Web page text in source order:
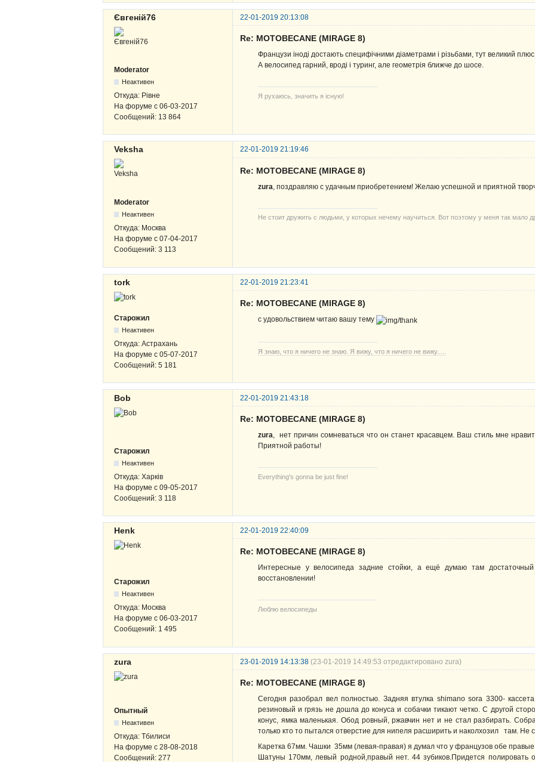
Євгеній76 22-01-2019 20:13:08
Moderator
Неактивен
Откуда: Рівне
На форуме с 06-03-2017
Сообщений: 13 864
Re: MOTOBECANE (MIRAGE 8)
Французи іноді достають специфічними діаметрами і різьбами, тут великий
А велосипед гарний, вроді і туринг, але геометрія ближче до шосе.
Я рухаюсь, значить я існую!
Veksha 22-01-2019 21:19:46
Moderator
Неактивен
Откуда: Москва
На форуме с 07-04-2017
Сообщений: 3 113
Re: MOTOBECANE (MIRAGE 8)
zura , поздравляю с удачным приобретением! Желаю успешной и приятной
Не стоит дружить с людьми, у которых нечему научиться. Вот поэтому у меня так мало
tork 22-01-2019 21:23:41
Старожил
Неактивен
Откуда: Астрахань
На форуме с 05-07-2017
Сообщений: 5 181
Re: MOTOBECANE (MIRAGE 8)
с удовольствием читаю вашу тему
Я знаю, что я ничего не знаю. Я вижу, что я ничего не вижу.....
Bob 22-01-2019 21:43:18
Старожил
Неактивен
Откуда: Харків
На форуме с 09-05-2017
Сообщений: 3 118
Re: MOTOBECANE (MIRAGE 8)
zura, нет причин сомневаться что он станет красавцем. Ваш стиль мне
Приятной работы!
Everything's gonna be just fine!
Henk 22-01-2019 22:40:09
Старожил
Неактивен
Откуда: Москва
На форуме с 06-03-2017
Сообщений: 1 495
Re: MOTOBECANE (MIRAGE 8)
Интересные у велосипеда задние стойки, а ещё думаю там
восстановлении!
Люблю велосипеды
zura 23-01-2019 14:13:38 (23-01-2019 14:49:53 отредактировано zura)
Опытный
Неактивен
Откуда: Тбилиси
На форуме с 28-08-2018
Сообщений: 277
Re: MOTOBECANE (MIRAGE 8)
Сегодня разобрал вел полностью. Задняя втулка shimano sora 3300-
резиновый и грязь не дошла до конуса и собачки тикают четко. С другой
конус, ямка маленькая. Обод ровный, ржавчин нет и не стал разбирать.
только кто то пытался отверстие для нипеля расширить и наколхозил там. Не
Каретка 67мм. Чашки 35мм (левая-правая) я думал что у французов обе
Шатуны 170мм, левый родной,правый нет. 44 зубиков.Придется полировать